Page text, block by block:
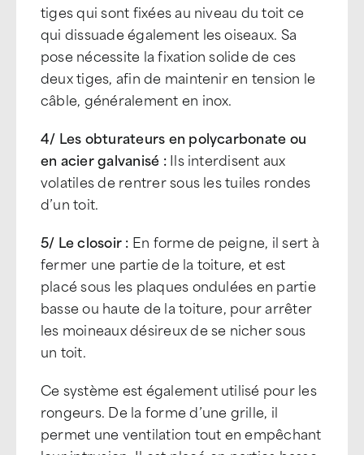
tiges qui sont fixées au niveau du toit ce
qui dissuade également les oiseaux. Sa
pose nécessite la fixation solide de ces
deux tiges, afin de maintenir en tension le
câble, généralement en inox.
4/ Les obturateurs en polycarbonate ou
en acier galvanisé :Ils interdisent aux
volatiles de rentrer sous les tuiles rondes
d’un toit.
5/ Le closoir : En forme de peigne, il sert à
fermer une partie de la toiture, et est
placé sous les plaques ondulées en partie
basse ou haute de la toiture, pour arrêter
les moineaux désireux de se nicher sous
un toit.
Ce système est également utilisé pour les
rongeurs. De la forme d’une grille, il
permet une ventilation tout en empêchant